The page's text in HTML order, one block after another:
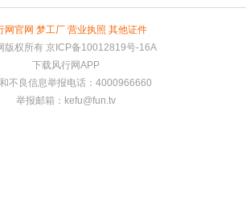
网官网 梦工厂 营业执照 其他证件
版权所有 京ICP备10012819号-16A
下载风行网APP
不良信息举报电话：4000966660
举报邮箱： kefu@fun.tv